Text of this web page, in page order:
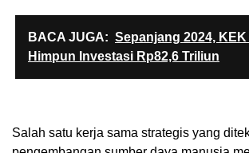
BACA JUGA: Sepanjang 2024, KEK
Himpun Investasi Rp82,6 Triliun
Salah satu kerja sama strategis yang